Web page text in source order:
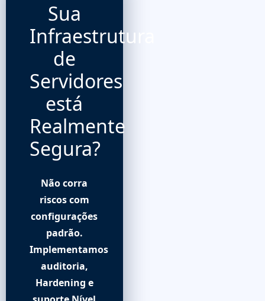
Sua
Infraestrutura
de
Servidores
está
Realmente
Segura?
Não corra
riscos com
configurações
padrão.
Implementamos
auditoria,
Hardening e